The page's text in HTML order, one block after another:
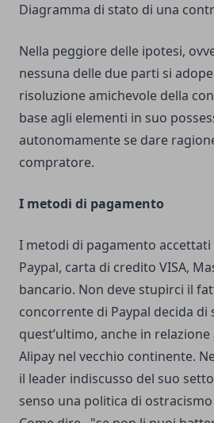
Diagramma di stato di una
Nella peggiore delle ipotesi,
nessuna delle due parti si
risoluzione amichevole della
base agli elementi in suo
autonomamente se dare
compratore.
I metodi di pagamento
I metodi di pagamento
Paypal, carta di credito VISA,
bancario. Non deve stupirci il
concorrente di Paypal decida
quest’ultimo, anche in
Alipay nel vecchio continente.
il leader indiscusso del suo
senso una politica di